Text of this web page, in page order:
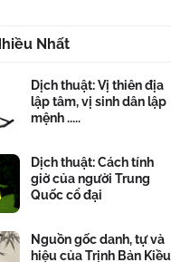
Nhất
Dịch thuật: Vị thiên địa
lập tâm, vị sinh dân lập
mệnh .....
Dịch thuật: Cách tính
giờ của người Trung
Quốc cổ đại
Nguồn gốc danh, tự và
hiệu của Trịnh Bản Kiều